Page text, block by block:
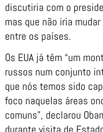
discutiria com o
mas que não iria
entre os países.
Os EUA já têm “um
russos num conjunto
que nós temos sido
foco naquelas áreas
comuns”, declarou